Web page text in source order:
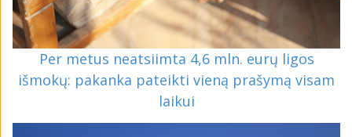
Per metus neatsiimta 4,6 mln. eurų ligos
išmokų: pakanka pateikti vieną prašymą visam
laikui